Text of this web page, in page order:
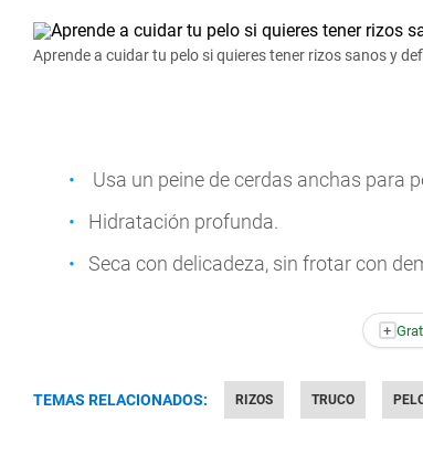
Aprende a cuidar tu pelo si quieres tener rizos sanos y
Usa un peine de cerdas anchas para
Hidratación profunda.
Seca con delicadeza, sin frotar con
+
TEMAS RELACIONADOS: RIZOS TRUCO